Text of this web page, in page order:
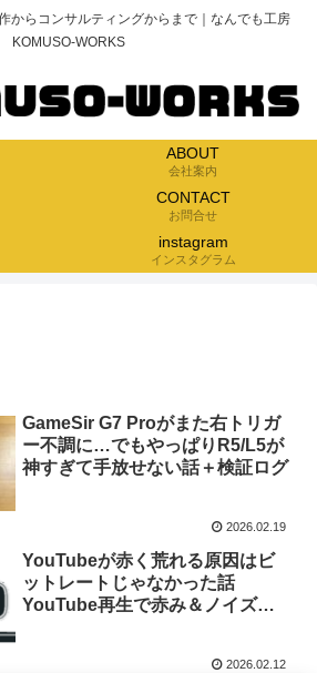
からコンサルティングからまで｜なんでも工房
KOMUSO-WORKS
ABOUT
会社案内
CONTACT
お問合せ
instagram
インスタグラム
GameSir G7 Proがまた右トリガ
ー不調に…でもやっぱりR5/L5が
神すぎて手放せない話＋検証ログ
2026.02.19
YouTubeが赤く荒れる原因はビ
ットレートじゃなかった話
YouTube再生で赤み＆ノイズが
2026.02.12